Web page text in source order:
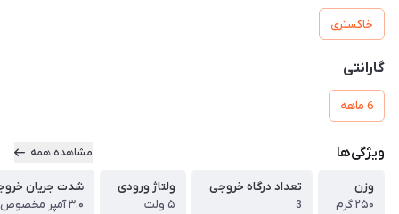
خاکستری
گارانتی
6 ماهه
ویژگی‌ها مشاهده همه
وزن
۲۵۰ گرم
تعداد درگاه خروجی
3
ولتاژ ورودی
۵ ولت
شدت جریان